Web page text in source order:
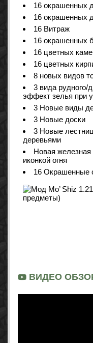
16 окрашенных
16 окрашенных
16 Витраж
16 окрашенных
16 цветных
16 цветных
8 новых видов
3 вида рудного/
эффект зелья при
3 Новые виды
3 Новые доски
3 Новые
деревьями
Новая железная
иконкой огня
16 Окрашенные
ВИДЕО